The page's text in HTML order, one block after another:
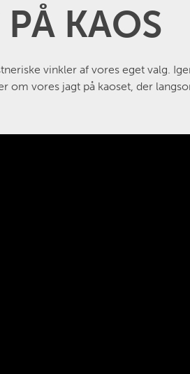
KAOS
vinkler af vores eget valg.
om vores jagt på kaoset, der